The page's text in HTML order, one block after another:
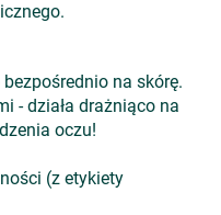
na skórę.
- działa drażniąco na
oczu!
(z etykiety